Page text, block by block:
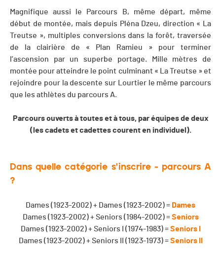
Magnifique aussi le Parcours B, même départ, même
début de montée, mais depuis Pléna Dzeu, direction « La
Treutse », multiples conversions dans la forêt, traversée
de la clairière de « Plan Ramieu » pour terminer
l’ascension par un superbe portage. Mille mètres de
montée pour atteindre le point culminant « La Treutse » et
rejoindre pour la descente sur Lourtier le même parcours
que les athlètes du parcours A.
Parcours ouverts à toutes et à tous, par équipes de deux
(les cadets et cadettes courent en individuel).
Dans quelle catégorie s'inscrire - parcours A
?
Dames (1923-2002) + Dames (1923-2002) = Dames
Dames (1923-2002) + Seniors (1984-2002) =Seniors
Dames (1923-2002) + Seniors I (1974-1983) =Seniors I
Dames (1923-2002) + Seniors II (1923-1973) =Seniors II